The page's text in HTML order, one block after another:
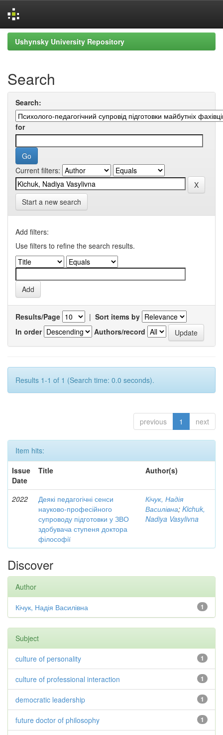
Skip
navigation
Ushynsky University Repository
Search
Search:
for
Current filters:
Start a new search
Add filters:
Use filters to refine the search results.
Results/Page | Sort items by
In order
Authors/record
Results 1-1 of 1 (Search time: 0.0 seconds).
previous 1 next
Item hits:
Issue
Date
Title Author(s)
2022
Деякі педагогічні сенси
науково-професійного
супроводу підготовки у ЗВО
здобувача ступеня доктора
філософії
Кічук, Надія
Василівна; Kichuk,
Nadiya Vasylivna
Discover
Author
1
Кічук, Надія Василівна
Subject
1
culture of personality
1
culture of professional interaction
1
democratic leadership
1
future doctor of philosophy